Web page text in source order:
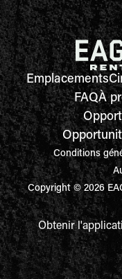
Emplacements
FAQÀ
Conditions
Copyright © 2026
Obtenir